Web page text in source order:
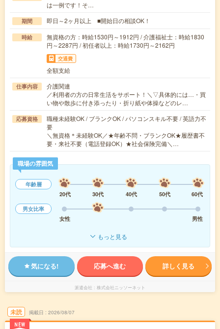
は一例です！そ…
期間 即日～2ヶ月以上 ■開始日の相談OK！
時給
無資格の方：時給1530円～1912円 / 介護福祉士：時給1830
円～2287円 / 初任者以上：時給1730円～2162円
交通費
全額支給
仕事内容
介護関連
／利用者の方の日常生活をサポート！＼▽具体的には…・買
い物や散歩に付き添ったり・折り紙や体操などのレ…
応募資格
職種未経験OK / ブランクOK / パソコンスキル不要 / 英語力不
要
＼無資格＊未経験OK／★年齢不問・ブランクOK★履歴書不
要・来社不要（電話登録OK）★社会保険完備＼…
職場の雰囲気
年齢層
20代
30代 40代 50代
60代
男女比率
女性
男性
もっと見る
気になる! 応募へ進む 詳しく見る
派遣会社 株式会社ニッソーネット
未読
NEW
掲載日 2026/08/07